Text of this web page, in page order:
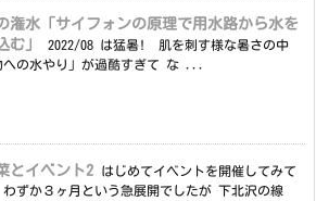
潅水「サイフォンの原理で用水路から水を
む」
2022/08 は猛暑! 肌を刺す様な暑さの中
への水やり」が過酷すぎて な ...
とイベント2
はじめてイベントを開催してみて
わずか３ヶ月という急展開でしたが 下北沢の線